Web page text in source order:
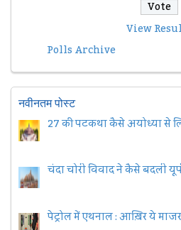
View
Polls Archive
नवीनतम पोस्ट
27 की पटकथा कैसे अयोध्या से
चंदा चोरी विवाद ने कैसे बदली
पेट्रोल में एथनाल : आख़िर ये